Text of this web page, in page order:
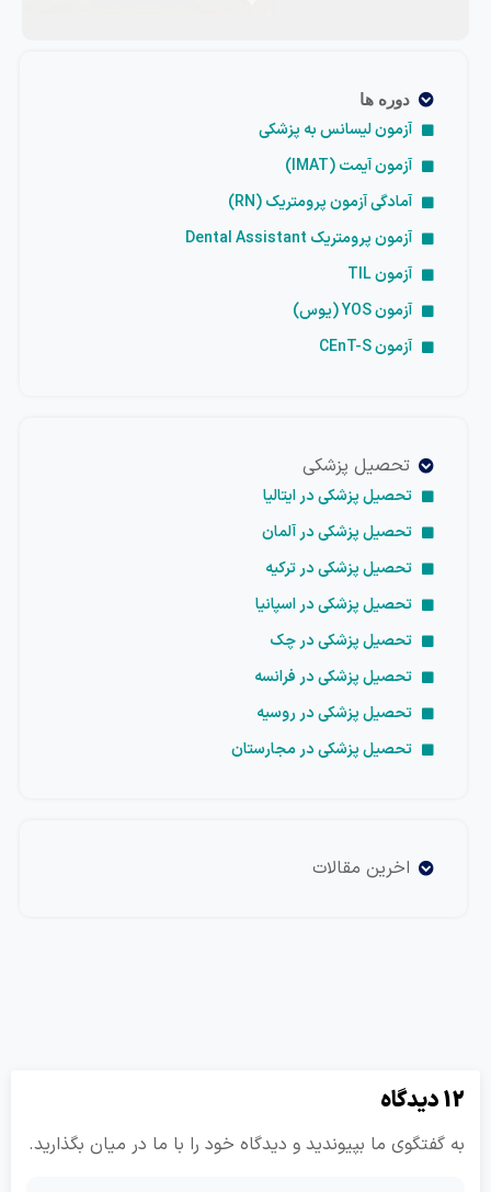
دوره ها
آزمون لیسانس به پزشکی
آزمون آیمت (IMAT)
آمادگی آزمون پرومتریک (RN)
آزمون پرومتریک Dental Assistant
آزمون TIL
آزمون YOS (یوس)
آزمون CEnT-S
تحصیل پزشکی
تحصیل پزشکی در ایتالیا
تحصیل پزشکی در آلمان
تحصیل پزشکی در ترکیه
تحصیل پزشکی در اسپانیا
تحصیل پزشکی در چک
تحصیل پزشکی در فرانسه
تحصیل پزشکی در روسیه
تحصیل پزشکی در مجارستان
اخرین مقالات
ما بپیوندید و دیدگاه خود را با ما در میان بگذارید.